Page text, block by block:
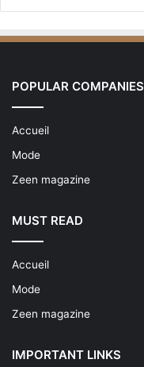
POPULAR COMPANIES
Accueil
Mode
Zeen magazine
MUST READ
Accueil
Mode
Zeen magazine
IMPORTANT LINKS